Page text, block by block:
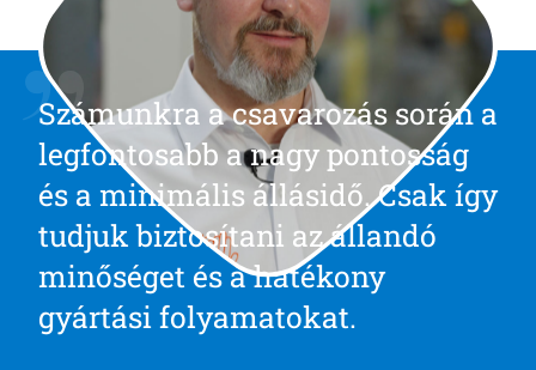
Számunkra a csavarozás során a
legfontosabb a nagy pontosság
és a minimális állásidő. Csak így
tudjuk biztosítani az állandó
minőséget és a hatékony
gyártási folyamatokat.